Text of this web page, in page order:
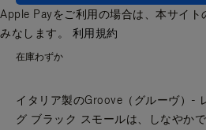
Apple Payをご利用の場合は、本サイト
みなします。 利用規約
在庫わずか
イタリア製のGroove（グルーヴ）-
グ ブラック スモールは、しなやか